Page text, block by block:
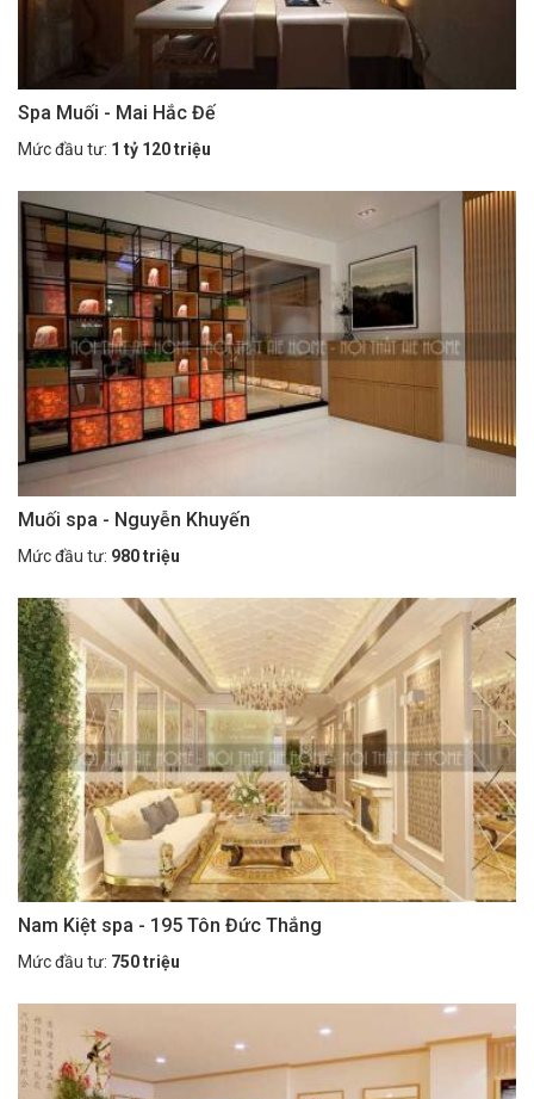
Spa Muối - Mai Hắc Đế
Mức đầu tư: 1 tỷ 120 triệu
Muối spa - Nguyễn Khuyến
Mức đầu tư: 980 triệu
Nam Kiệt spa - 195 Tôn Đức Thắng
Mức đầu tư: 750 triệu